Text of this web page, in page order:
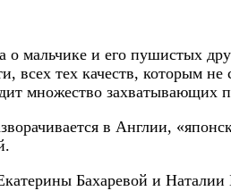
и его пушистых
всех тех качеств, которым
множество захватывающих
в Англии,
Бахаревой и Наталии